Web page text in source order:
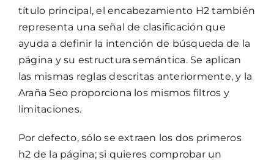
título principal, el encabezamiento H2 también
representa una señal de clasificación que
ayuda a definir la intención de búsqueda de la
página y su estructura semántica. Se aplican
las mismas reglas descritas anteriormente, y la
Araña Seo proporciona los mismos filtros y
limitaciones.
Por defecto, sólo se extraen los dos primeros
h2 de la página; si quieres comprobar un